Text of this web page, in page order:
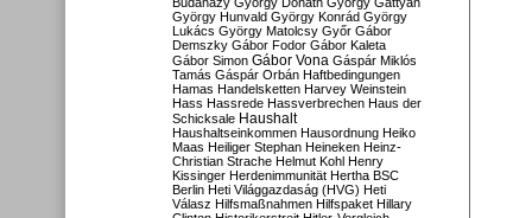
György Hunvald György Konrád György
Lukács György Matolcsy Győr Gábor
Demszky Gábor Fodor Gábor Kaleta
Gábor Simon Gábor Vona Gáspár Miklós
Tamás Gáspár Orbán Haftbedingungen
Hamas Handelsketten Harvey Weinstein
Hass Hassrede Hassverbrechen Haus der
Schicksale Haushalt
Haushaltseinkommen Hausordnung Heiko
Maas Heiliger Stephan Heineken Heinz-
Christian Strache Helmut Kohl Henry
Kissinger Herdenimmunität Hertha BSC
Berlin Heti Világgazdaság (HVG) Heti
Válasz Hilfsmaßnahmen Hilfspaket Hillary